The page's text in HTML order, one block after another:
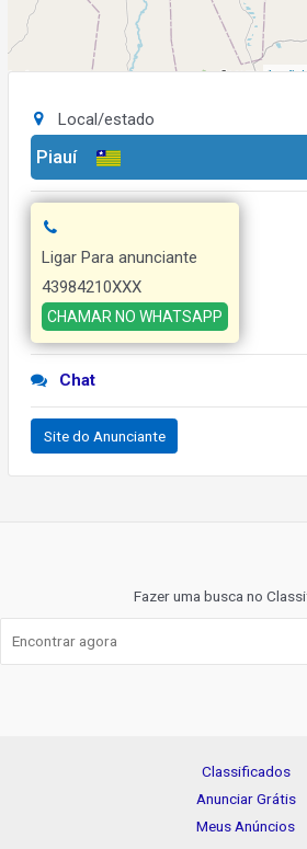
Leaflet
Local/estado
Piauí
Ligar Para anunciante
43984210XXX
CHAMAR NO WHATSAPP
Chat
Site do Anunciante
Fazer uma busca no
Classificados
Anunciar Grátis
Meus Anúncios